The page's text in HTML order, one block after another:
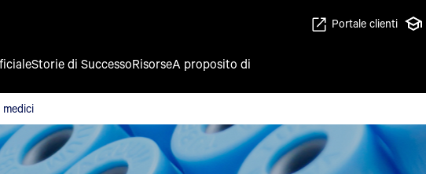
Portale clienti
Storie di SuccessoRisorseA proposito di